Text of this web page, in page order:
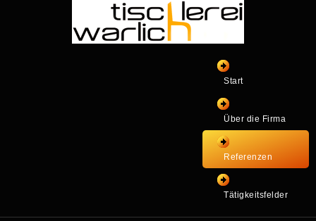
Start
Über die Firma
Referenzen
Tätigkeitsfelder